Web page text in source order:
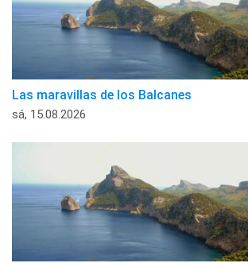
Las maravillas de los Balcanes
sá, 15.08.2026